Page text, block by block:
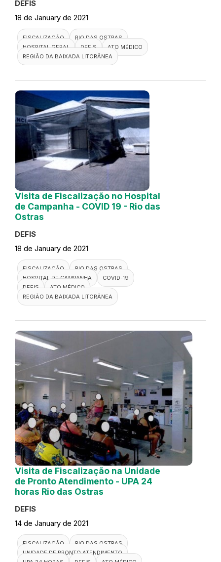
DEFIS
18 de January de 2021
FISCALIZAÇÃO
RIO DAS OSTRAS
HOSPITAL GERAL
DEFIS
ATO MÉDICO
REGIÃO DA BAIXADA LITORÂNEA
Visita de Fiscalização no Hospital
de Campanha - COVID 19 - Rio das
Ostras
DEFIS
18 de January de 2021
FISCALIZAÇÃO
RIO DAS OSTRAS
HOSPITAL DE CAMPANHA
COVID-19
DEFIS
ATO MÉDICO
REGIÃO DA BAIXADA LITORÂNEA
Visita de Fiscalização na Unidade
de Pronto Atendimento - UPA 24
horas Rio das Ostras
DEFIS
14 de January de 2021
FISCALIZAÇÃO
RIO DAS OSTRAS
UNIDADE DE PRONTO ATENDIMENTO